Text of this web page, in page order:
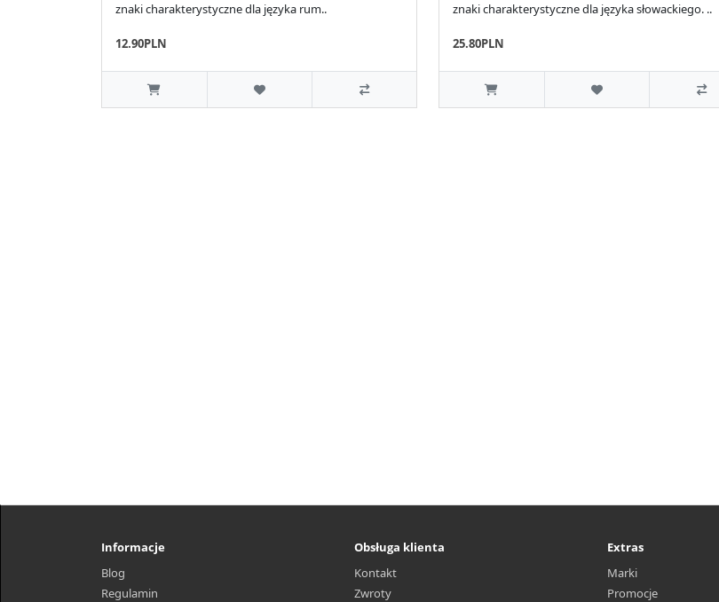
znaki charakterystyczne dla języka rum..
12.90PLN
znaki charakterystyczne dla języka słowackiego. ..
25.80PLN
Informacje
Blog
Regulamin
Obsługa klienta
Kontakt
Zwroty
Extras
Marki
Promocje